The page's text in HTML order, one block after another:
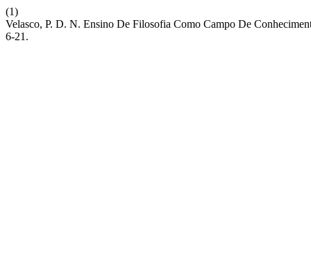
(1)
Velasco, P. D. N. Ensino De Filosofia Como Campo De
6-21.